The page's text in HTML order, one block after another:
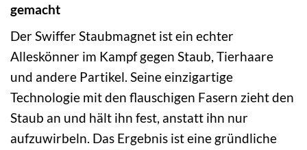
gemacht
Der Swiffer Staubmagnet ist ein echter
Alleskönner im Kampf gegen Staub, Tierhaare
und andere Partikel. Seine einzigartige
Technologie mit den flauschigen Fasern zieht den
Staub an und hält ihn fest, anstatt ihn nur
aufzuwirbeln. Das Ergebnis ist eine gründliche